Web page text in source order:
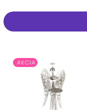
Najpredávanejšie
Abecedne
AKCIA